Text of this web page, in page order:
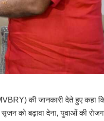
की जानकारी देते हुए कहा
को बढ़ावा देना, युवाओं की